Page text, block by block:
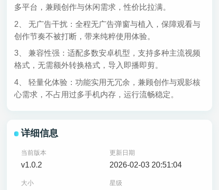
多平台，兼顾创作与休闲需求，性价比拉满。
2、 无广告干扰：全程无广告弹窗与植入，保障观看与
创作节奏不被打断，带来纯粹使用体验。
3、 兼容性强：适配多数安卓机型，支持多种主流视频
格式，无需额外转换格式，导入即播即剪。
4、 轻量化体验：功能实用无冗余，兼顾创作与观影核
心需求，不占用过多手机内存，运行流畅稳定。
详细信息
当前版本
v1.0.2
更新日期
2026-02-03 20:51:04
大小 星级